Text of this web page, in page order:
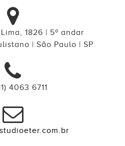
1826 | 5º andar
| São Paulo | SP
4063 6711